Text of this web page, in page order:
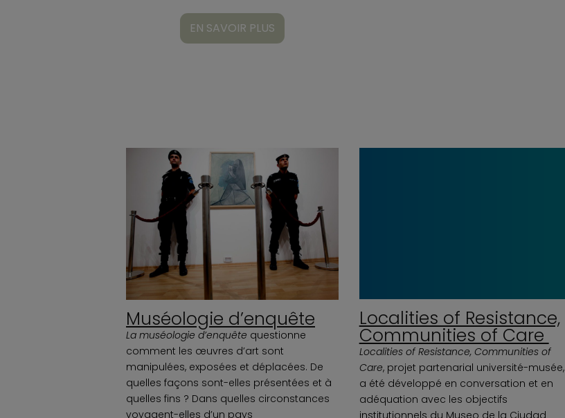
EN SAVOIR PLUS
Muséologie d’enquête
La muséologie d’enquête questionne
comment les œuvres d’art sont
manipulées, exposées et déplacées. De
quelles façons sont-elles présentées et à
quelles fins ? Dans quelles circonstances
voyagent-elles d’un pays
Localities of Resistance,
Communities of Care
Localities of Resistance, Communities of
Care, projet partenarial université-musée,
a été développé en conversation et en
adéquation avec les objectifs